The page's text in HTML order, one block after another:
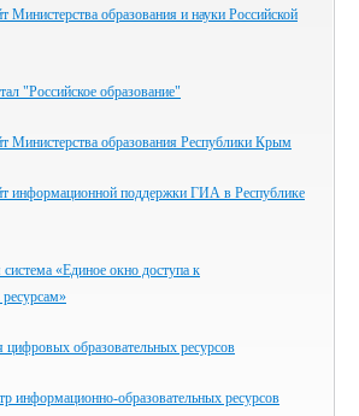
Министерства образования и науки Российской
"Российское образование"
Министерства образования Республики Крым
информационной поддержки ГИА в Республике
«Единое окно доступа к
цифровых образовательных ресурсов
информационно-образовательных ресурсов